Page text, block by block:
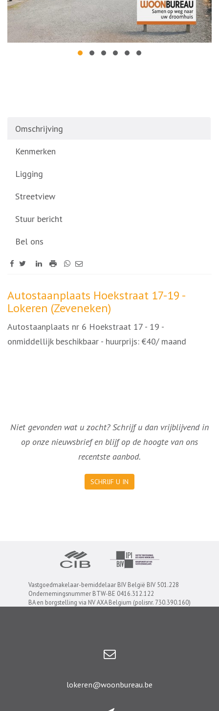
Omschrijving
Kenmerken
Ligging
Streetview
Stuur bericht
Bel ons
Omschrijving
Autostaanplaats Hoekstraat 17-19 -
Lokeren (Zeveneken)
Autostaanplaats nr 6 Hoekstraat 17 - 19 -
onmiddellijk beschikbaar - huurprijs: €40/ maand
Niet gevonden wat u zocht? Schrijf u dan vrijblijvend in
op onze nieuwsbrief en blijf op de hoogte van ons
recentste aanbod.
SCHRIJF U IN
Vastgoedmakelaar-bemiddelaar BIV België BIV 501.228
Ondernemingsnummer BTW-BE 0416.312.122
BA en borgstelling via NV AXA Belgium (polisnr. 730.390.160)
lokeren@woonbureau.be